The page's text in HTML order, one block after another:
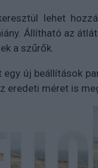
lehet
Állítható az
a szűrők.
új beállítások
eredeti méret is